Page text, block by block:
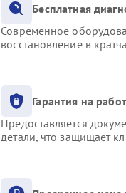
Бесплатная
Современное
восстановление в
Гарантия на
Предоставляется
детали, что защищает